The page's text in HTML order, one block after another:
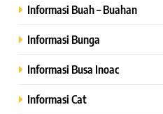
Informasi Buah – Buahan
Informasi Bunga
Informasi Busa Inoac
Informasi Cat